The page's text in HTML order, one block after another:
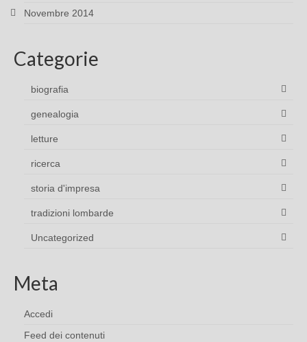
Novembre 2014
Categorie
biografia
genealogia
letture
ricerca
storia d'impresa
tradizioni lombarde
Uncategorized
Meta
Accedi
Feed dei contenuti